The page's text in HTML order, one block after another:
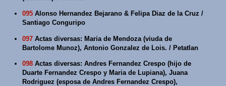
095 Alonso Hernandez Bejarano & Felipa Diaz de la Cruz /
Santiago Conguripo
097 Actas diversas: Maria de Mendoza (viuda de
Bartolome Munoz), Antonio Gonzalez de Lois. / Petatlan
098 Actas diversas: Andres Fernandez Crespo (hijo de
Duarte Fernandez Crespo y Maria de Lupiana), Juana
Rodriguez (esposa de Andres Fernandez Crespo),